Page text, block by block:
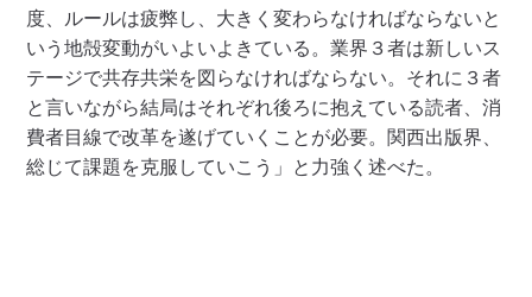
度、ルールは疲弊し、大きく変わらなければならないと
いう地殻変動がいよいよきている。業界３者は新しいス
テージで共存共栄を図らなければならない。それに３者
と言いながら結局はそれぞれ後ろに抱えている読者、消
費者目線で改革を遂げていくことが必要。関西出版界、
総じて課題を克服していこう」と力強く述べた。